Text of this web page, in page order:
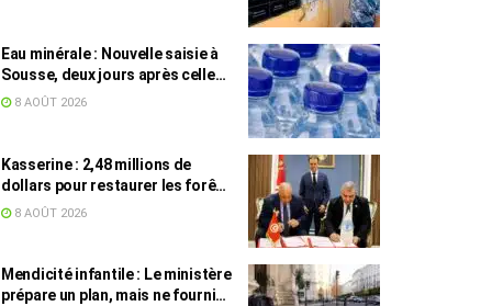
Eau minérale : Nouvelle saisie à
Sousse, deux jours après celle
des grossistes
8 AOÛT 2026
Kasserine : 2,48 millions de
dollars pour restaurer les forêts
de pin d’Alep
8 AOÛT 2026
Mendicité infantile : Le ministère
prépare un plan, mais ne fournit